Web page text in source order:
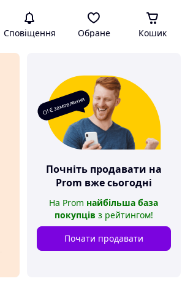
Сповіщення Обране Кошик
О! Є замовлення
Почніть продавати на
Prom вже сьогодні
На Prom найбільша база
покупців з рейтингом!
Почати продавати